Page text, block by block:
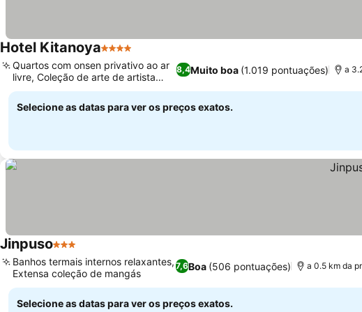
Hotel Kitanoya4 Estrelas
8,4Muito boa (1.019 pontuações)
Quartos com onsen privativo ao ar
livre, Coleção de arte de artista
local
a
Selecione as datas para ver os preços exatos.
Jinpuso3 Estrelas
7,6Boa (506 pontuações)
Banhos termais internos relaxantes,
Extensa coleção de mangás
a 0.5 km da
Selecione as datas para ver os preços exatos.